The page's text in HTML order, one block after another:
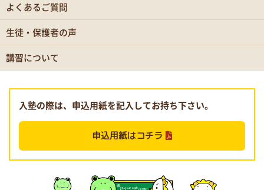
よくあるご質問
生徒・保護者の声
講習について
入塾の際は、申込用紙を記入してお持ち下さい。
申込用紙はコチラ